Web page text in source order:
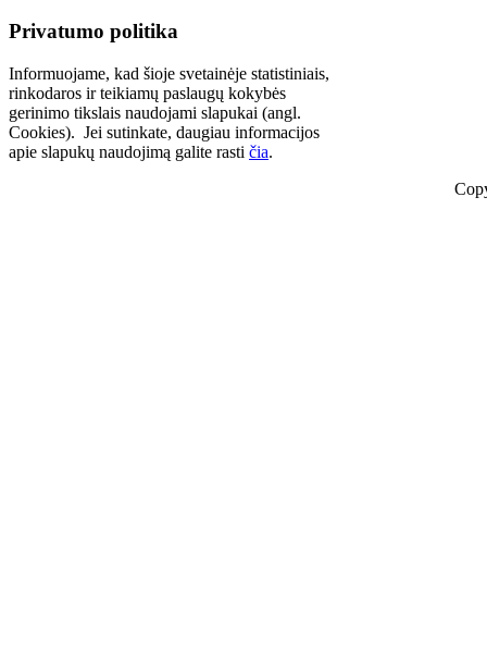
Privatumo politika
Informuojame, kad šioje svetainėje statistiniais,
rinkodaros ir teikiamų paslaugų kokybės
gerinimo tikslais naudojami slapukai (angl.
Cookies). Jei sutinkate, daugiau informacijos
apie slapukų naudojimą galite rasti čia.